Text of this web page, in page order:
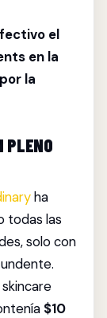
el
en la
la
PLENO
ha
todas las
solo con
$10